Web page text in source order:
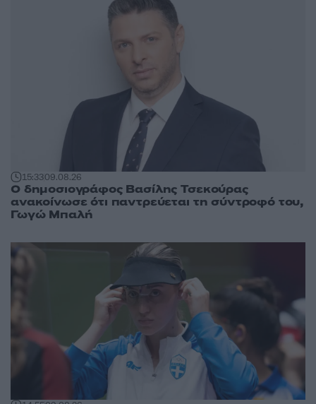
15:3309.08.26
Ο δημοσιογράφος Βασίλης Τσεκούρας
ανακοίνωσε ότι παντρεύεται τη σύντροφό του,
Γωγώ Μπαλή